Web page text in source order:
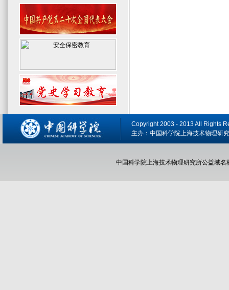
Copyright 2003 - 2013 All Rights
主办：中国科学院上海技术物理研
中国科学院上海技术物理研究所公益域名